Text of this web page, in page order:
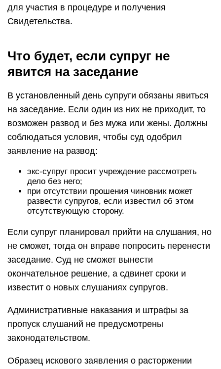
для участия в процедуре и получения
Свидетельства.
Что будет, если супруг не
явится на заседание
В установленный день супруги обязаны явиться
на заседание. Если один из них не приходит, то
возможен развод и без мужа или жены. Должны
соблюдаться условия, чтобы суд одобрил
заявление на развод:
экс-супруг просит учреждение рассмотреть
дело без него;
при отсутствии прошения чиновник может
развести супругов, если известил об этом
отсутствующую сторону.
Если супруг планировал прийти на слушания, но
не сможет, тогда он вправе попросить перенести
заседание. Суд не сможет вынести
окончательное решение, а сдвинет сроки и
известит о новых слушаниях супругов.
Административные наказания и штрафы за
пропуск слушаний не предусмотрены
законодательством.
Образец искового заявления о расторжении